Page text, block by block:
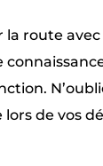
la route
lors de vos